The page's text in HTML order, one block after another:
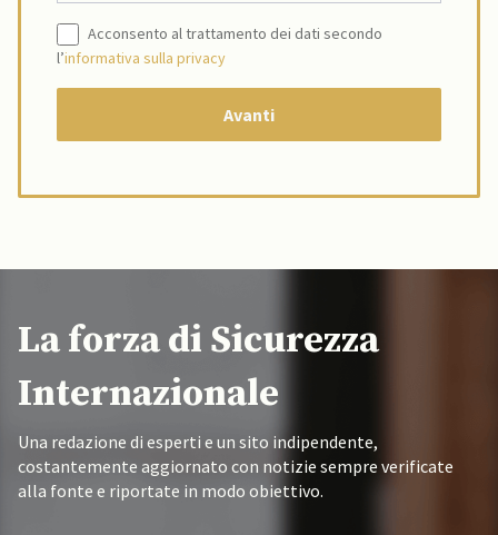
Acconsento al trattamento dei dati secondo
l’informativa sulla privacy
La forza di Sicurezza
Internazionale
Una redazione di esperti e un sito indipendente,
costantemente aggiornato con notizie sempre verificate
alla fonte e riportate in modo obiettivo.